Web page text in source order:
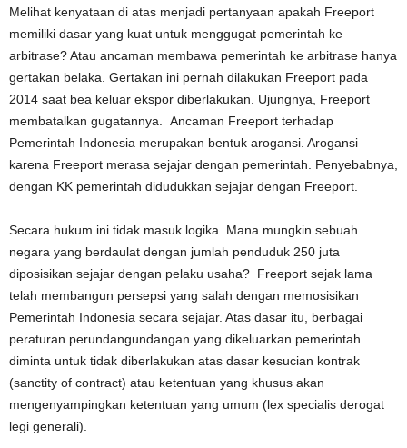
Melihat kenyataan di atas menjadi pertanyaan apakah Freeport
memiliki dasar yang kuat untuk menggugat pemerintah ke
arbitrase? Atau ancaman membawa pemerintah ke arbitrase hanya
gertakan belaka. Gertakan ini pernah dilakukan Freeport pada
2014 saat bea keluar ekspor diberlakukan. Ujungnya, Freeport
membatalkan gugatannya. Ancaman Freeport terhadap
Pemerintah Indonesia merupakan bentuk arogansi. Arogansi
karena Freeport merasa sejajar dengan pemerintah. Penyebabnya,
dengan KK pemerintah didudukkan sejajar dengan Freeport.
Secara hukum ini tidak masuk logika. Mana mungkin sebuah
negara yang berdaulat dengan jumlah penduduk 250 juta
diposisikan sejajar dengan pelaku usaha? Freeport sejak lama
telah membangun persepsi yang salah dengan memosisikan
Pemerintah Indonesia secara sejajar. Atas dasar itu, berbagai
peraturan perundangundangan yang dikeluarkan pemerintah
diminta untuk tidak diberlakukan atas dasar kesucian kontrak
(sanctity of contract) atau ketentuan yang khusus akan
mengenyampingkan ketentuan yang umum (lex specialis derogat
legi generali).